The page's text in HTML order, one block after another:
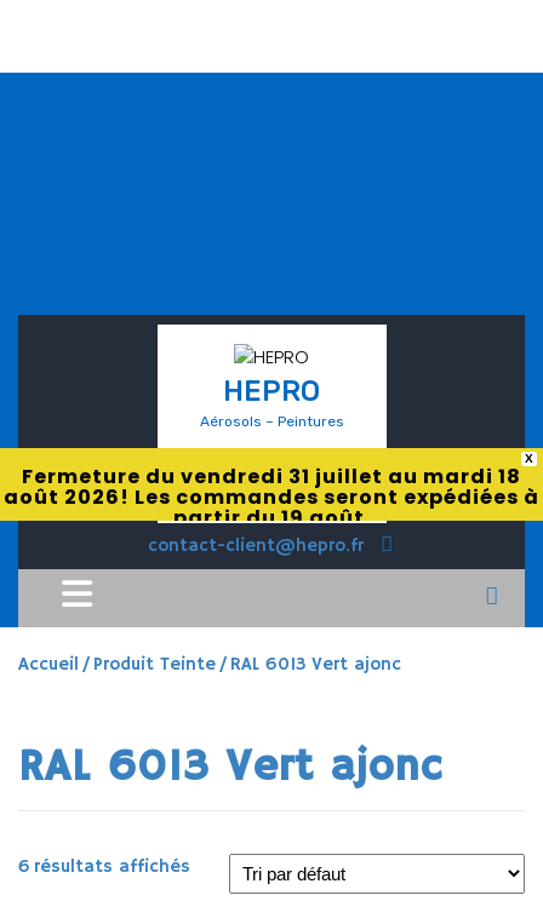
X
Fermeture du vendredi 31 juillet au mardi 18
août 2026! Les commandes seront expédiées à
partir du 19 août.
HEPRO
Aérosols – Peintures
contact-client@hepro.fr
Accueil / Produit Teinte / RAL 6013 Vert ajonc
RAL 6013 Vert ajonc
6 résultats affichés